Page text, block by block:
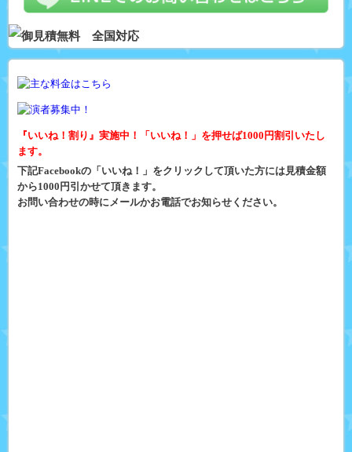
『いいね！割り』実施中！「いいね！」を押せば1000円割引いたし
ます。
下記Facebookの「いいね！」をクリックして頂いた方には見積金額
から1000円引かせて頂きます。
お問い合わせの時にメールかお電話でお知らせください。